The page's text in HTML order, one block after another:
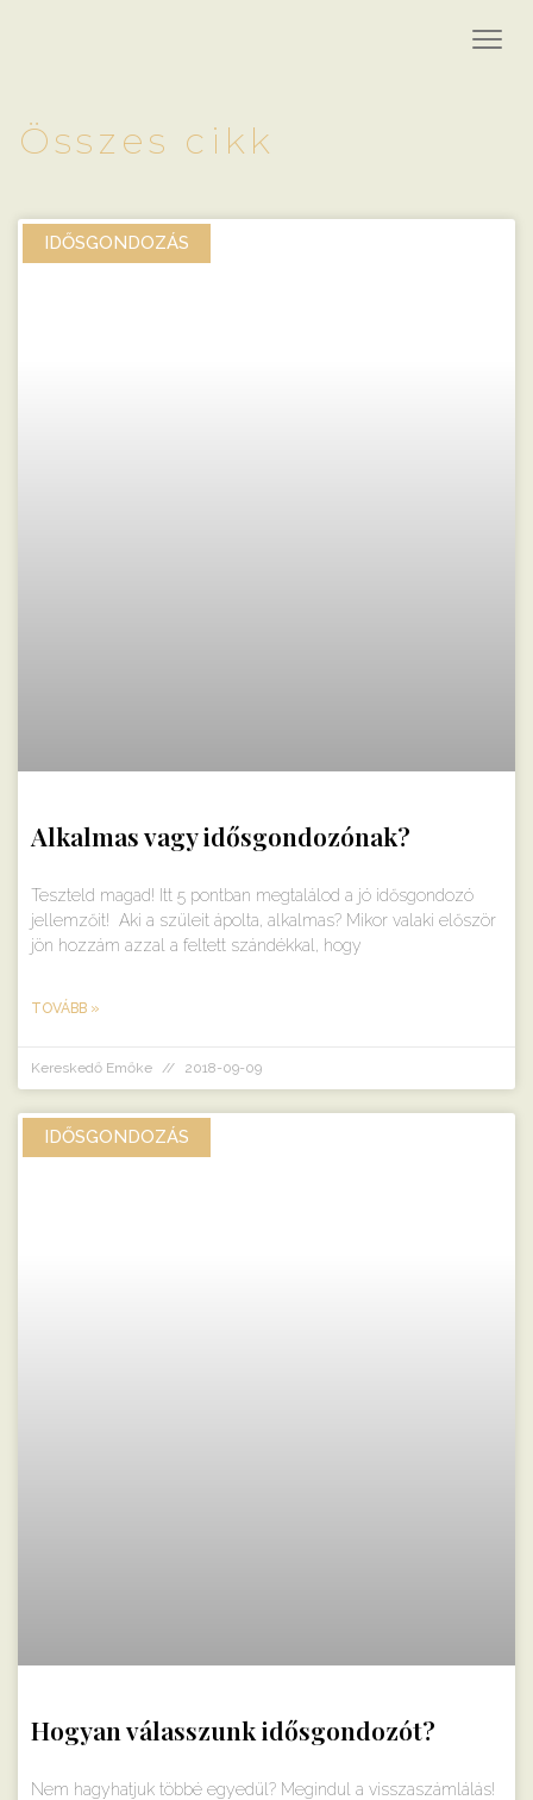
Összes cikk
IDŐSGONDOZÁS
Alkalmas vagy idősgondozónak?
Teszteld magad! Itt 5 pontban megtalálod a jó idősgondozó
jellemzőit! Aki a szüleit ápolta, alkalmas? Mikor valaki először
jön hozzám azzal a feltett szándékkal, hogy
TOVÁBB »
Kereskedő Emőke 2018-09-09
IDŐSGONDOZÁS
Hogyan válasszunk idősgondozót?
Nem hagyhatjuk többé egyedül? Megindul a visszaszámlálás!